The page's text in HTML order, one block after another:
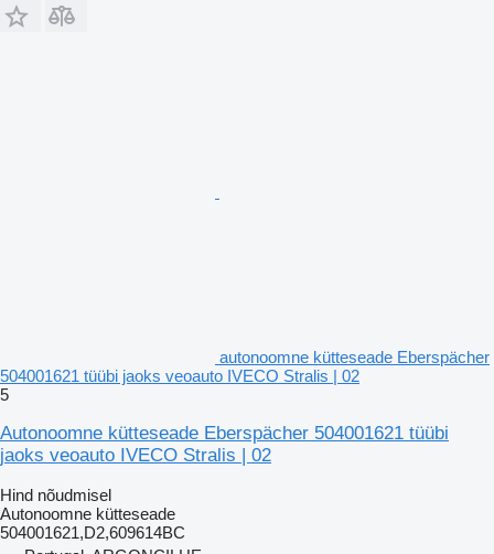
autonoomne kütteseade Eberspächer
504001621 tüübi jaoks veoauto IVECO Stralis | 02
5
Autonoomne kütteseade Eberspächer 504001621 tüübi
jaoks veoauto IVECO Stralis | 02
Hind nõudmisel
Autonoomne kütteseade
504001621,D2,609614BC